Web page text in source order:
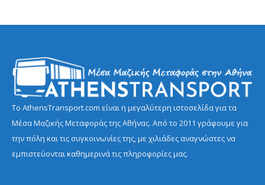
Το AthensTransport.com είναι η μεγαλύτερη ιστοσελίδα για τα
Μέσα Μαζικής Μεταφοράς της Αθήνας. Από το 2011 γράφουμε για
την πόλη και τις συγκοινωνίες της, με χιλιάδες αναγνώστες να
εμπιστεύονται καθημερινά τις πληροφορίες μας.